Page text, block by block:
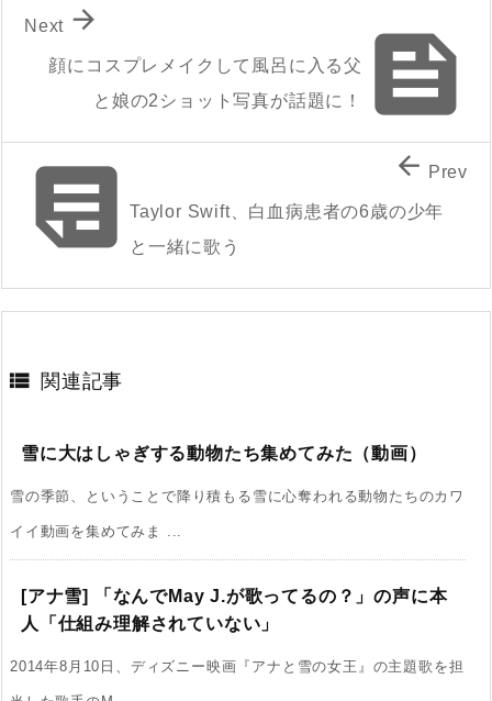

顔にコスプレメイクして風呂に入る父
と娘の2ショット写真が話題に！

Next
Taylor Swift、白血病患者の6歳の少年
と一緒に歌う
 Prev
 関連記事
雪に大はしゃぎする動物たち集めてみた（動画）
雪の季節、ということで降り積もる雪に心奪われる動物たちのカワ
イイ動画を集めてみま ...
[アナ雪] 「なんでMay J.が歌ってるの？」の声に本
人「仕組み理解されていない」
2014年8月10日、ディズニー映画『アナと雪の女王』の主題歌を担